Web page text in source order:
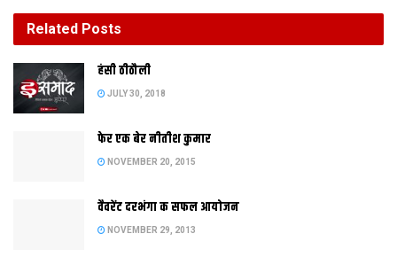
Related Posts
हंसी ठीठौली
JULY 30, 2018
फेर एक बेर नीतीश कुमार
NOVEMBER 20, 2015
वैवरेंट दरभंगा क सफल आयोजन
NOVEMBER 29, 2013